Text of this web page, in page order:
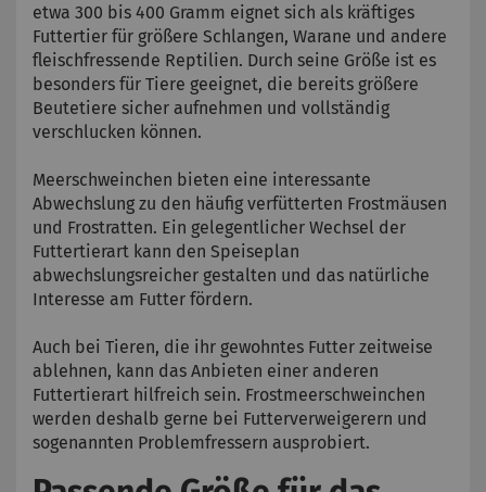
etwa 300 bis 400 Gramm eignet sich als kräftiges
Futtertier für größere Schlangen, Warane und andere
fleischfressende Reptilien. Durch seine Größe ist es
besonders für Tiere geeignet, die bereits größere
Beutetiere sicher aufnehmen und vollständig
verschlucken können.
Meerschweinchen bieten eine interessante
Abwechslung zu den häufig verfütterten Frostmäusen
und Frostratten. Ein gelegentlicher Wechsel der
Futtertierart kann den Speiseplan
abwechslungsreicher gestalten und das natürliche
Interesse am Futter fördern.
Auch bei Tieren, die ihr gewohntes Futter zeitweise
ablehnen, kann das Anbieten einer anderen
Futtertierart hilfreich sein. Frostmeerschweinchen
werden deshalb gerne bei Futterverweigerern und
sogenannten Problemfressern ausprobiert.